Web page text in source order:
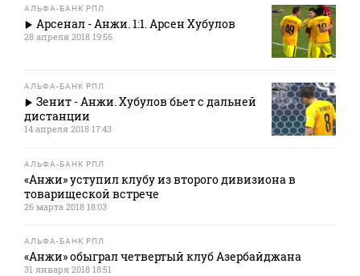
АЛЬФА-БАНК РПЛ
Арсенал - Анжи. 1:1. Арсен Хубулов
28 апреля 2018 19:56
АЛЬФА-БАНК РПЛ
Зенит - Анжи. Хубулов бьет с дальней
дистанции
14 апреля 2018 17:43
АЛЬФА-БАНК РПЛ
«Анжи» уступил клубу из второго дивизиона в
товарищеской встрече
26 марта 2018 18:03
АЛЬФА-БАНК РПЛ
«Анжи» обыграл четвертый клуб Азербайджана
31 января 2018 18:51